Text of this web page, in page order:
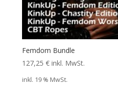
Femdom Bundle
127,25 € inkl. MwSt.
inkl. 19 % MwSt.